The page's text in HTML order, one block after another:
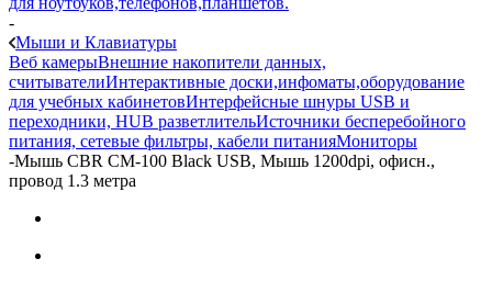
-
Мыши и Клавиатуры
Веб камерыВнешние накопители данных,
считывателиИнтерактивные доски,инфоматы,оборудование
для учебных кабинетовИнтерфейсные шнуры USB и
переходники, HUB разветлительИсточники бесперебойного
питания, сетевые фильтры, кабели питанияМониторы
-Мышь CBR CM-100 Black USB, Мышь 1200dpi, офисн.,
провод 1.3 метра